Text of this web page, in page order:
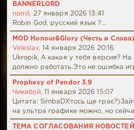
BANNERLORD
nomil,
27 января 2026 13:41
Robin God, русский язык ?...
MOD Honour&Glory (Честь и Слава)
Veleslav,
14 января 2026 20:16
Ukropik, А какая у тебя версия? На
должно работать.Это не ошибка
Prophesy of Pendor 3.9
Чикабой,
11 января 2026 15:07
Цитата: SimbaDХтось ще
на ультра графике можно, но
ТЕМА СОГЛАСОВАНИЯ НОВОСТЕЙ